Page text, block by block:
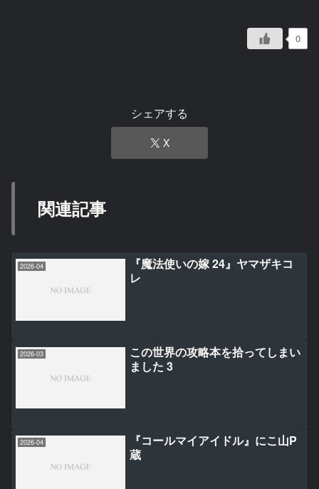
0
シェアする
X
関連記事
2026-04
『魔法使いの嫁 24』ヤマザキコ
レ
2026-03
この世界の攻略本を拾ってしまい
ました 3
2026-04
『コールマイアイドル』にこ山P
蔵